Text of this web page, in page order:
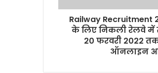
r
Railway Recruitment
के लिए निकली रेलवे में
20 फरवरी 2022
ऑनलाइन